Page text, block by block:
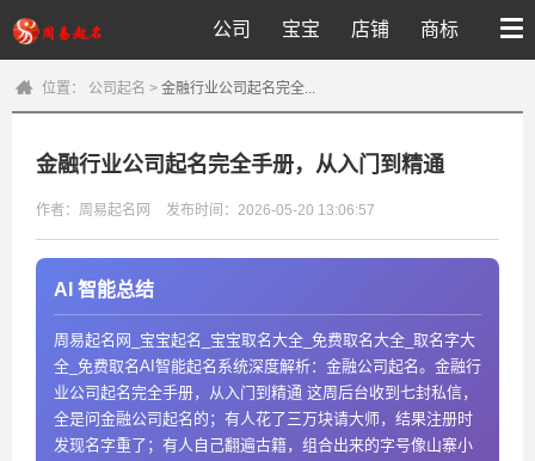
公司 宝宝 店铺 商标
位置： 公司起名 > 金融行业公司起名完全...
金融行业公司起名完全手册，从入门到精通
作者：周易起名网 发布时间：2026-05-20 13:06:57
AI 智能总结
周易起名网_宝宝起名_宝宝取名大全_免费取名大全_取名字大
全_免费取名AI智能起名系统深度解析：金融公司起名。金融行
业公司起名完全手册，从入门到精通 这周后台收到七封私信，
全是问金融公司起名的；有人花了三万块请大师，结果注册时
发现名字重了；有人自己翻遍古籍，组合出来的字号像山寨小